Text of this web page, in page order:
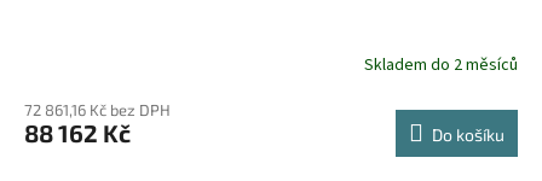
Skladem do 2 měsíců
72 861,16 Kč bez DPH
88 162 Kč Do košíku